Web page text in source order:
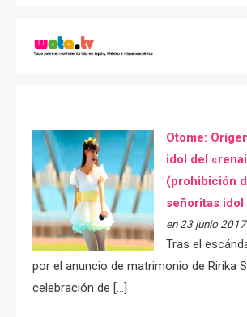
Otome:
idol del
(prohibición
señoritas idol
en 23 junio 2017
Tras el
por el anuncio de matrimonio de Ririka
celebración de […]